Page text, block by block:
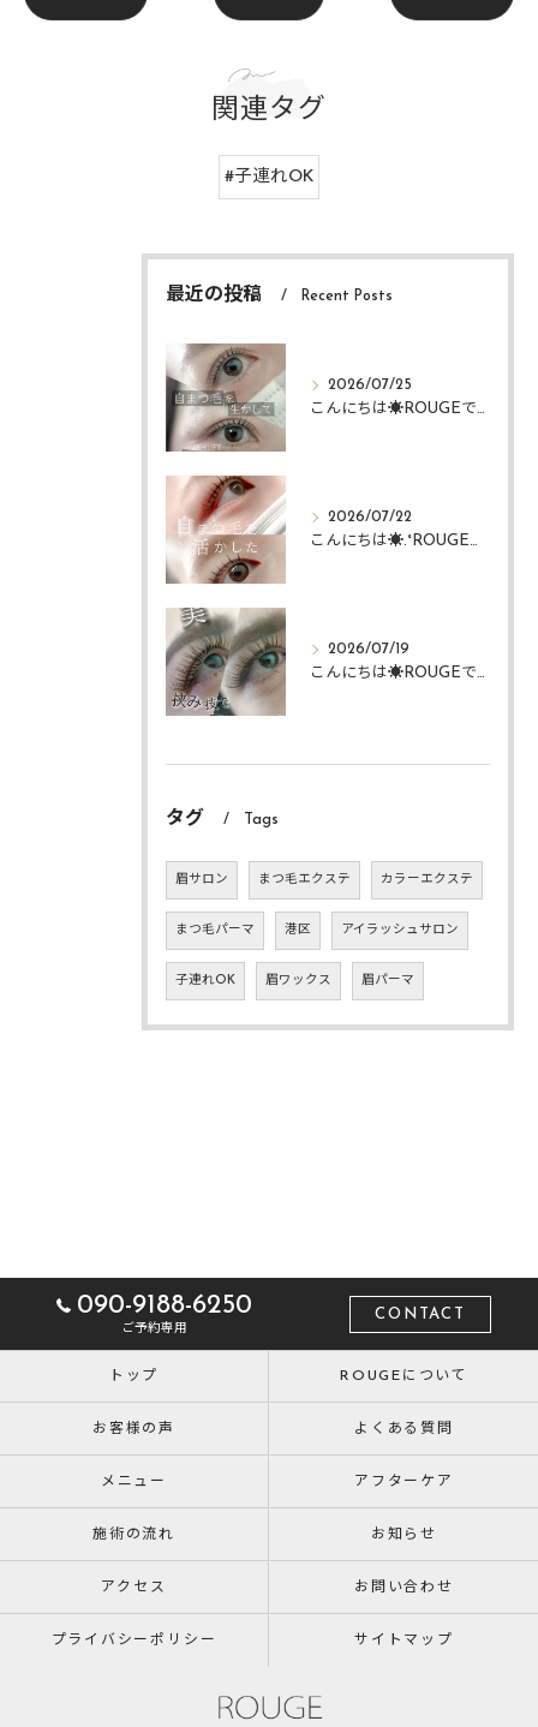
関連タグ
#子連れOK
最近の投稿 Recent Posts
2026/07/25
こんにちは☀️ROUGEですᴗ ᴗ͈
2026/07/22
こんにちは☀️.°ROUGEですᴗ ᴗ͈
2026/07/19
こんにちは☀️ROUGEですᴗ ᴗ͈
タグ Tags
眉サロン まつ毛エクステ カラーエクステ
まつ毛パーマ 港区 アイラッシュサロン
子連れOK 眉ワックス 眉パーマ
090-9188-6250
ご予約専用
CONTACT
トップ ROUGEについて
お客様の声 よくある質問
メニュー アフターケア
施術の流れ お知らせ
アクセス お問い合わせ
プライバシーポリシー サイトマップ